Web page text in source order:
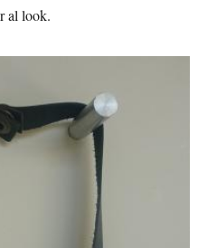
al look.